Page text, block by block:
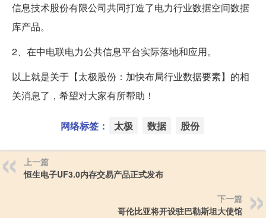
信息技术股份有限公司共同打造了电力行业数据空间数据
库产品。
2、在中电联电力公共信息平台实际落地和应用。
以上就是关于【太极股份：加快布局行业数据要素】的相
关消息了，希望对大家有所帮助！
网络标签： 太极 数据 股份
上一篇
恒生电子UF3.0内存交易产品正式发布
下一篇
哥伦比亚将开设驻巴勒斯坦大使馆